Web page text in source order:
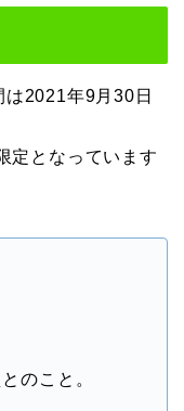
2021年9月30日
定となっています
のこと。